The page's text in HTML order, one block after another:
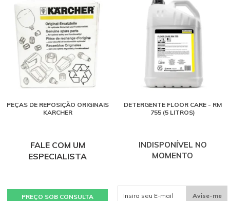
PEÇAS DE REPOSIÇÃO ORIGINAIS
KARCHER
FALE COM UM
ESPECIALISTA
PREÇO SOB CONSULTA
DETERGENTE FLOOR CARE - RM
755 (5 LITROS)
INDISPONÍVEL NO
MOMENTO
Avise-me